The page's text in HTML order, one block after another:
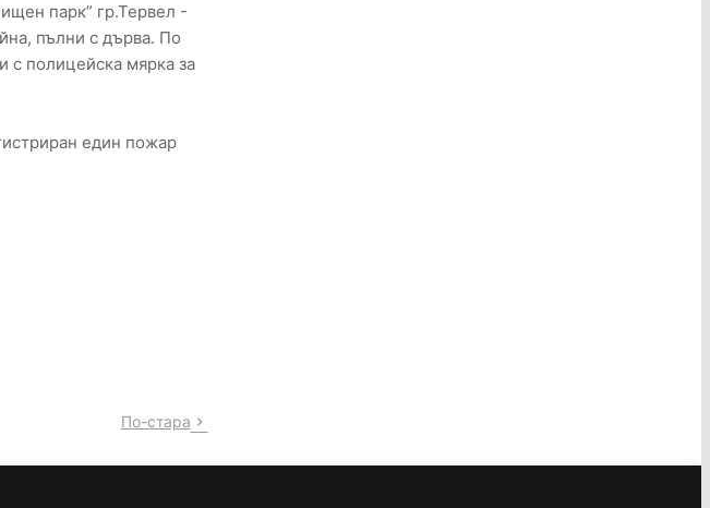
парк” гр.Тервел -
пълни с дърва. По
с полицейска мярка за
един пожар
По-стара